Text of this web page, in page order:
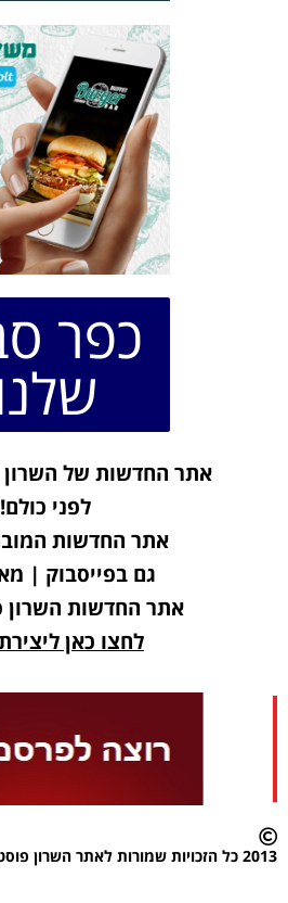
כפר
אתר החדשות של
לפני כולם!
אתר החדשות
גם בפייסבוק | מאז
אתר החדשות השרון
לחצו כאן
2013 כל הזכויות שמורות לאתר השרון פוסט